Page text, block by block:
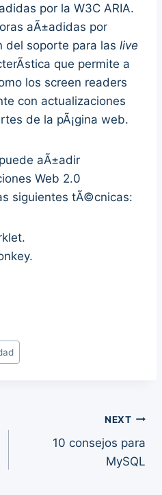
por la W3C ARIA.
aÃ±adidas por
del soporte para las live
que permite a
los screen readers
con actualizaciones
de la pÃ¡gina web.
aÃ±adir
Web 2.0
siguientes tÃ©cnicas:
NEXT
10 consejos para
MySQL